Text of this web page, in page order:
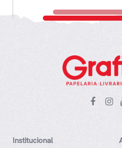
Institucional